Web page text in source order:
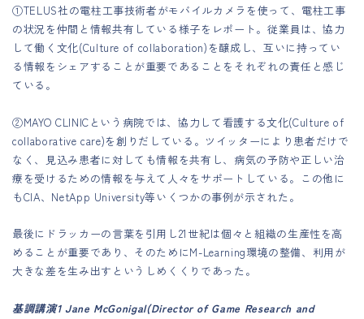
①TELUS社の電柱工事技術者がモバイルカメラを使って、電柱工事
の状況を仲間と情報共有している様子をレポート。従業員は、協力
して働く文化(Culture of collaboration)を醸成し、互いに持ってい
る情報をシェアすることが重要であることをそれぞれの責任と感じ
ている。
②MAYO CLINICという病院では、協力して看護する文化(Culture of
collaborative care)を創りだしている。ツイッターにより患者だけで
なく、見込み患者に対しても情報を共有し、病気の予防や正しい治
療を受けるための情報を与えて人々をサポートしている。この他に
もCIA、NetApp University等いくつかの事例が示された。
最後にドラッカーの言葉を引用し21世紀は個々と組織の生産性を高
めることが重要であり、そのためにM-Learning環境の整備、利用が
大きな差を生み出すというしめくくりであった。
基調講演1 Jane McGonigal(Director of Game Research and